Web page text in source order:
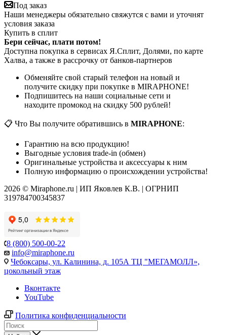
Под заказ
Наши менеджеры обязательно свяжутся с вами и уточнят
условия заказа
Купить в сплит
Бери сейчас, плати потом!
Доступна покупка в сервисах Я.Сплит, Долями, по карте
Халва, а также в рассрочку от банков-партнеров
Обменяйте свой старый телефон на новый и
получите скидку при покупке в MIRAPHONE!
Подпишитесь на наши социальные сети и
находите промокод на скидку 500 рублей!
📋 Что Вы получите обратившись в MIRAPHONE:
Гарантию на всю продукцию!
Выгодные условия trade-in (обмен)
Оригинальные устройства и аксессуары к ним
Полную информацию о происхождении устройства!
2026 © Miraphone.ru | ИП Яковлев К.В. | ОГРНИП
319784700345837
8 (800) 500-00-22
info@miraphone.ru
Чебоксары, ул. Калинина, д. 105А ТЦ "МЕГАМОЛЛ»,
цокольный этаж
Вконтакте
YouTube
Политика конфиденциальности